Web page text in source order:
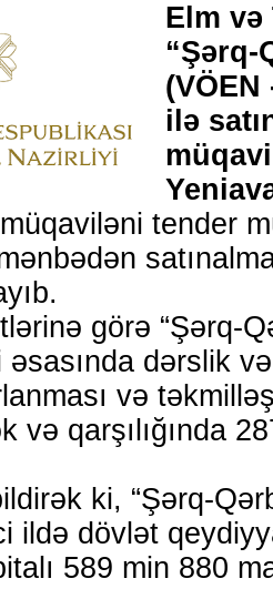
Elm
“Şərq-
(VÖEN
ilə
tender
görə “Şərq-
dərslik
və
və qarşılığında
ki, “Şərq-
ildə dövlət
589 min 880